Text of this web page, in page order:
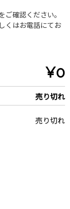
ご確認ください。
くはお電話にてお
¥0
売り切れ
売り切れ